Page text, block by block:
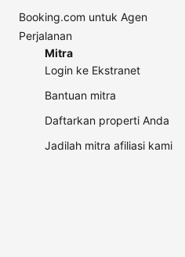
Booking.com untuk Agen
Perjalanan
Mitra
Login ke Ekstranet
Bantuan mitra
Daftarkan properti Anda
Jadilah mitra afiliasi kami